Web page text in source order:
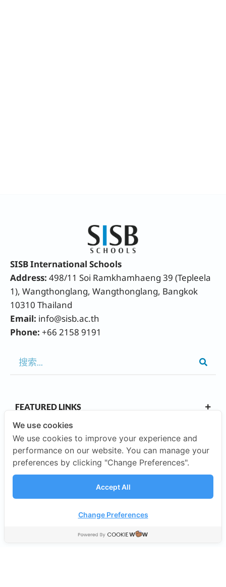
SISB International Schools
Address:498/11 Soi Ramkhamhaeng 39 (Tepleela
1), Wangthonglang, Wangthonglang, Bangkok
10310 Thailand
Email: info@sisb.ac.th
Phone: +66 2158 9191
FEATURED LINKS
OUR CAMPUSES
We use cookies
We use cookies to improve your experience and
performance on our website. You can manage your
preferences by clicking "Change Preferences".
Accept All
Change Preferences